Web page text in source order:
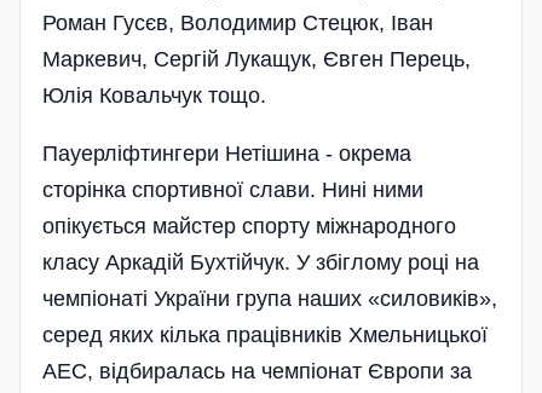
Роман Гусєв, Володимир Стецюк, Іван
Маркевич, Сергій Лукащук, Євген Перець,
Юлія Ковальчук тощо.
Пауерліфтингери Нетішина - окрема
сторінка спортивної слави. Нині ними
опікується майстер спорту міжнародного
класу Аркадій Бухтійчук. У збіглому році на
чемпіонаті України група наших «силовиків»,
серед яких кілька працівників Хмельницької
АЕС, відбиралась на чемпі­онат Європи за